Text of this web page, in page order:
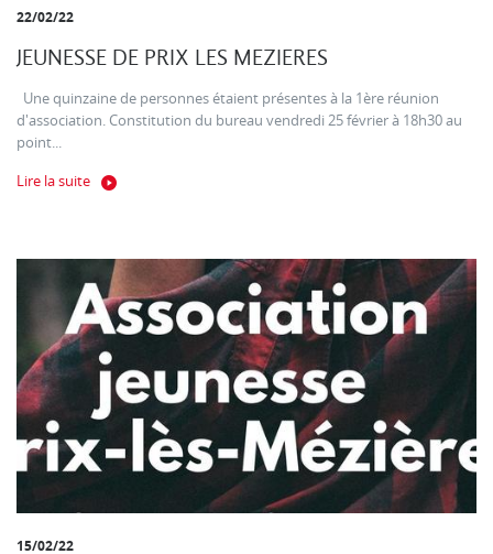
22/02/22
JEUNESSE DE PRIX LES MEZIERES
Une quinzaine de personnes étaient présentes à la 1ère réunion
d'association. Constitution du bureau vendredi 25 février à 18h30 au
point...
Lire la suite
15/02/22